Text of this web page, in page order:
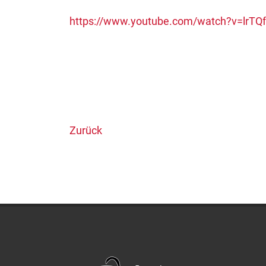
https://www.youtube.com/
Zurück